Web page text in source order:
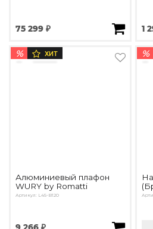
75 299 ₽ 1
% ХИТ
Алюминиевый плафон
WURY by Romatti
Артикул: L45-B120
%